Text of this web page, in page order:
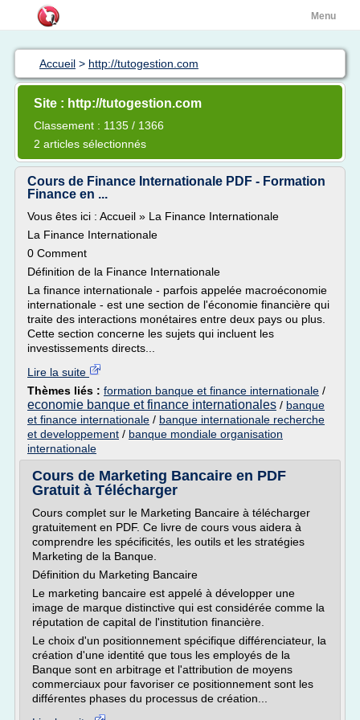
Menu
Accueil > http://tutogestion.com
Site : http://tutogestion.com
Classement : 1135 / 1366
2 articles sélectionnés
Cours de Finance Internationale PDF - Formation
Finance en ...
Vous êtes ici : Accueil » La Finance Internationale
La Finance Internationale
0 Comment
Définition de la Finance Internationale
La finance internationale - parfois appelée macroéconomie
internationale - est une section de l'économie financière qui
traite des interactions monétaires entre deux pays ou plus.
Cette section concerne les sujets qui incluent les
investissements directs...
Lire la suite
Thèmes liés : formation banque et finance internationale /
economie banque et finance internationales / banque
et finance internationale / banque internationale recherche
et developpement / banque mondiale organisation
internationale
Cours de Marketing Bancaire en PDF
Gratuit à Télécharger
Cours complet sur le Marketing Bancaire à télécharger
gratuitement en PDF. Ce livre de cours vous aidera à
comprendre les spécificités, les outils et les stratégies
Marketing de la Banque.
Définition du Marketing Bancaire
Le marketing bancaire est appelé à développer une
image de marque distinctive qui est considérée comme la
réputation de capital de l'institution financière.
Le choix d'un positionnement spécifique différenciateur, la
création d'une identité que tous les employés de la
Banque sont en arbitrage et l'attribution de moyens
commerciaux pour favoriser ce positionnement sont les
différentes phases du processus de création...